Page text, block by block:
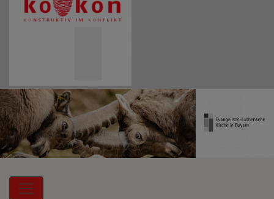
Hauptnavigation